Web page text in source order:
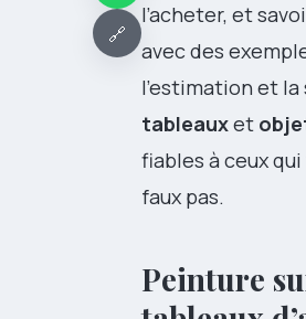
🔗
l’acheter, et
avec des
l’estimation et
tableauxet
fiables à ceux
faux pas.
Peinture